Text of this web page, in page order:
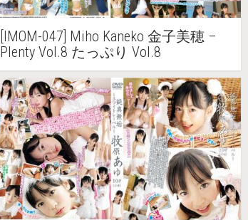
[IMOM-047] Miho Kaneko 金子美穂 –
Plenty Vol.8 たっぷり Vol.8